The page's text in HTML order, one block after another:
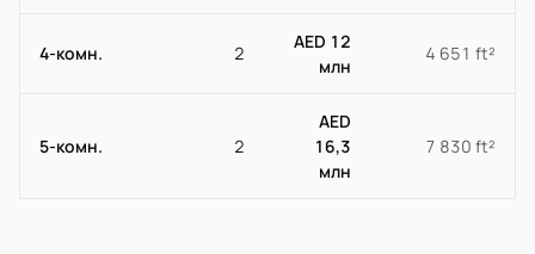
4-комн. 2
AED 12
млн
4 651 ft²
5-комн. 2
AED
16,3
млн
7 830 ft²